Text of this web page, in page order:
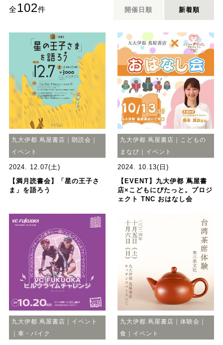
全102件 開催日順 新着順
九大伊都 蔦屋書店｜朗読会｜
イベント
2024. 12.07(土)
【満月読書会】「星の王子さ
ま」を語ろう
九大伊都 蔦屋書店｜こどもの
まなび｜イベント
2024. 10.13(日)
【EVENT】九大伊都 蔦屋書
店×こどもにぴたっと。プロジ
ェクト TNC おはなし会
九大伊都 蔦屋書店｜イベント
｜車・バイク
九大伊都 蔦屋書店｜体験会｜
食｜イベント